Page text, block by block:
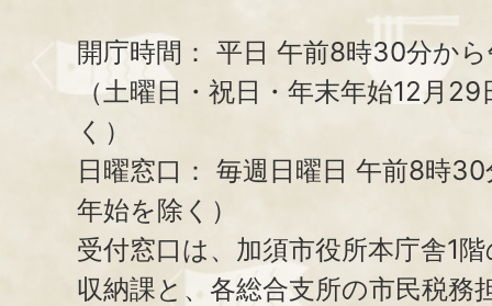
開庁時間： 平日 午前8時30分か
（土曜日・祝日・年末年始12月
く）
日曜窓口： 毎週日曜日 午前8時
年始を除く）
受付窓口は、加須市役所本庁舎1
収納課と、 各総合支所の市民税務